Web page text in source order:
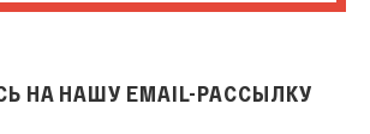
НА НАШУ EMAIL-РАССЫЛКУ